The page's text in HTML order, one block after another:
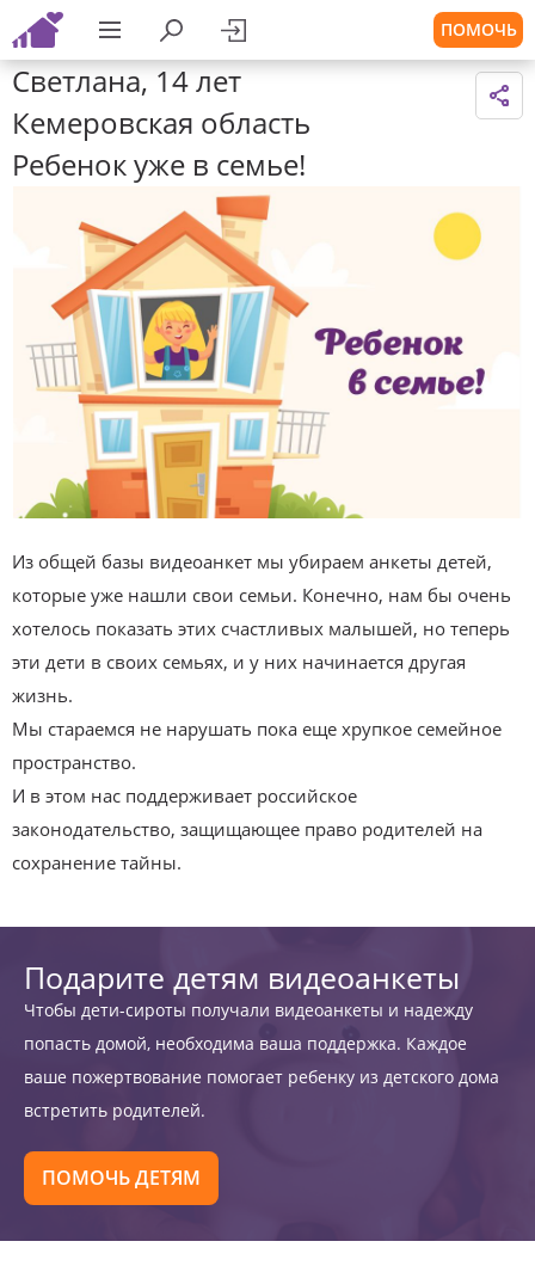
ПОМОЧЬ
Светлана, 14 лет
Кемеровская область
Ребенок уже в семье!
Из общей базы видеоанкет мы убираем анкеты детей,
которые уже нашли свои семьи. Конечно, нам бы очень
хотелось показать этих счастливых малышей, но теперь
эти дети в своих семьях, и у них начинается другая
жизнь.
Мы стараемся не нарушать пока еще хрупкое семейное
пространство.
И в этом нас поддерживает российское
законодательство, защищающее право родителей на
сохранение тайны.
Подарите детям видеоанкеты
Чтобы дети-сироты получали видеоанкеты и надежду
попасть домой, необходима ваша поддержка. Каждое
ваше пожертвование помогает ребенку из детского дома
встретить родителей.
ПОМОЧЬ ДЕТЯМ